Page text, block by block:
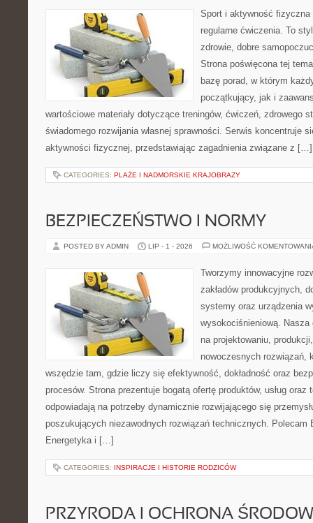
Sport i aktywność
regularne ćwiczenia. To
zdrowie, dobre
Strona poświęcona tej
bazę porad, w którym
początkujący, jak i
wartościowe materiały dotyczące treningów, ćwiczeń, zdrowego
świadomego rozwijania własnej sprawności. Serwis koncentruje
aktywności fizycznej, przedstawiając zagadnienia związane z […]
CATEGORIES: PLAŻE I NADMORSKIE KRAJOBRAZY
BEZPIECZEŃSTWO I NORMY
POSTED BY ADMIN LIP - 1 - 2026 MOŻLIWOŚĆ
Tworzymy innowacyjne
zakładów produkcyjnych,
systemy oraz urządzenia
wysokociśnieniową. Nasza
na projektowaniu,
nowoczesnych rozwiązań,
wszędzie tam, gdzie liczy się efektywność, dokładność oraz
procesów. Strona prezentuje bogatą ofertę produktów, usług oraz
odpowiadają na potrzeby dynamicznie rozwijającego się
poszukujących niezawodnych rozwiązań technicznych. Polecam
Energetyka i […]
CATEGORIES: INSPIRACJE I HISTORIE RODZICÓW
PRZYRODA I OCHRONA